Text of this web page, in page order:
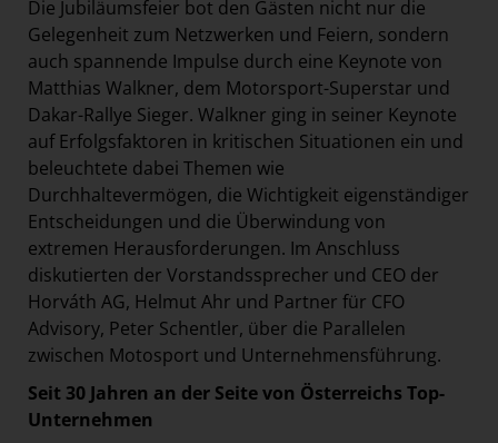
Die Jubiläumsfeier bot den Gästen nicht nur die
Gelegenheit zum Netzwerken und Feiern, sondern
auch spannende Impulse durch eine Keynote von
Matthias Walkner, dem Motorsport-Superstar und
Dakar-Rallye Sieger. Walkner ging in seiner Keynote
auf Erfolgsfaktoren in kritischen Situationen ein und
beleuchtete dabei Themen wie
Durchhaltevermögen, die Wichtigkeit eigenständiger
Entscheidungen und die Überwindung von
extremen Herausforderungen. Im Anschluss
diskutierten der Vorstandssprecher und CEO der
Horváth AG, Helmut Ahr und Partner für CFO
Advisory, Peter Schentler, über die Parallelen
zwischen Motosport und Unternehmensführung.
Seit 30 Jahren an der Seite von Österreichs Top-
Unternehmen